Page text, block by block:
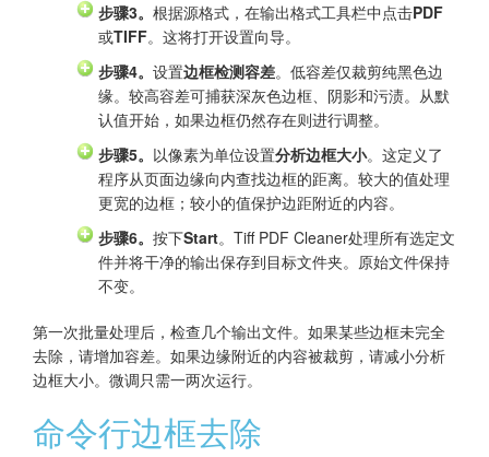
步骤3。 根据源格式，在输出格式工具栏中点击PDF
或TIFF。这将打开设置向导。
步骤4。 设置边框检测容差。低容差仅裁剪纯黑色边
缘。较高容差可捕获深灰色边框、阴影和污渍。从默
认值开始，如果边框仍然存在则进行调整。
步骤5。 以像素为单位设置分析边框大小。这定义了
程序从页面边缘向内查找边框的距离。较大的值处理
更宽的边框；较小的值保护边距附近的内容。
步骤6。 按下Start。Tiff PDF Cleaner处理所有选定文
件并将干净的输出保存到目标文件夹。原始文件保持
不变。
第一次批量处理后，检查几个输出文件。如果某些边框未完全
去除，请增加容差。如果边缘附近的内容被裁剪，请减小分析
边框大小。微调只需一两次运行。
命令行边框去除